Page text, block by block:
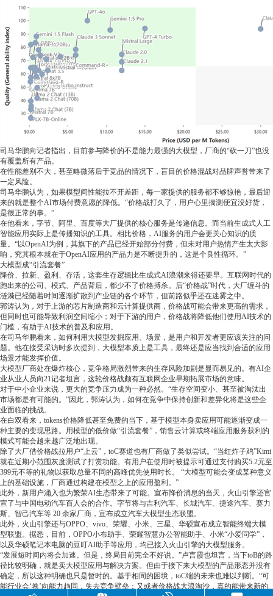
司马华鹏向记者指出，目前参与降价的不是能力最强的大模型，厂商的“砍一刀”也没
有覆盖所有产品。
在性能差别不大，甚至略微落后于竞品的情况下，盲目的价格混战对品牌声誉带来了
一定风险。
司马华鹏认为，如果模型间性能拉不开差距，每一家提供的服务都不够惊艳，最后迎
来的就是整个AI市场付费意愿的降低。“价格战打久了，用户心里揣测便宜没好货，
是很正常的事。”
在他看来，字节、阿里、百度等大厂提供的核心服务是传递信息。而当前生成式人工
智能应用实际上是传播知识的工具。相比价格，AI服务的用户会更关心知识的质
量。“以OpenAI为例，其旗下的产品已经开始部分付费，但未对用户热情产生太大影
响，究其根本就在于OpenAI应用的产品力是不断提升的，这是个良性循环。”
大模型成“引流套餐”
降价、拉新、盈利、存活，这套生存逻辑比生成式AI浪潮来得还要早。互联网时代的
跑出来的公司、模式、产品背后，都少不了价格搏杀。后“价格战”时代，大厂缠斗的
涟漪已经随着时间逐渐扩散到产业链的各个环节，但前路似乎还在迷雾之中。
郭涛认为，对于上游的芯片制造商和云计算提供商，价格战可能会带来更高的需求，
但同时也可能导致利润空间缩小；对于下游的用户，价格战将降低他们使用AI技术的
门槛，有助于AI技术的普及和应用。
在司马华鹏看来，如何利用大模型发掘应用、场景，是用户和开发者更应该关注的问
题。他在接受采访时多次提到，大模型本质上是工具，最终还是应当找到合适的应用
场景才能发挥价值。
大模型厂商处在爆炸核心，竞争格局激烈带来的生存风险加剧是显而易见的。有AI企
业从业人员向21记者坦言，这轮价格战颇有互联网企业早期拓展市场的意味。
对于中小企业来说，更大的竞争压力成为一种必然。“生存空间变小、甚至被淘汰出
市场都是有可能的。”因此，郭涛认为，如何在竞争中保持创新和差异化将是这些企
业面临的挑战。
在白双看来，tokens价格降低甚至免费的当下，基于模型本身卖应用可能逐渐变成一
种主要的变现思路。用模型的低价做“引流套餐”，销售云计算或终端应用服务获利的
模式可能会越来越广泛地出现。
除了大厂借价格战拉用户“上云”，toC赛道也有厂商做了类似尝试。“当红炸子鸡”Kimi
就在近期小范围灰度测试了打赏功能。有用户在使用时被提示可通过支付购买5.2元至
399元不等的礼物以获取总量不同的高峰优先使用时长。 “大模型可能会变成某种意义
上的基础设施，厂商通过构建在模型之上的应用盈利。”
此外，新用户涌入也为繁荣AI生态带来了可能。宣布降价消息的当天，火山引擎还官
宣了与中国电动汽车百人会的合作。字节将与吉利汽车、长城汽车、捷途汽车、赛力
斯、智己汽车等 20 余家厂商，宣布成立汽车大模型生态联盟。
此外，火山引擎还与OPPO、vivo、荣耀、小米、三星、华硕宣布成立智能终端大模
型联盟。据悉，目前，OPPO小布助手、荣耀智慧办公智能助手、小米“小爱同学”，
以及华硕笔记本电脑的豆叮AI助手等应用，均已接入火山引擎的大模型服务。
“发展短时间内将会加速。但是，终局目前完全不好说。”卢言霞也坦言，当下toB的路
径比较明确，就是卖大模型应用与解决方案。但由于接下来大模型的产品形态并没有
确定，所以这种明确也只是暂时的。基于相同的困境，toC端的未来也难以判断。“可
能行业会‘卷’向能力趋同，失去竞争壁垒；又或者价格战大浪淘沙，真的能带来新的